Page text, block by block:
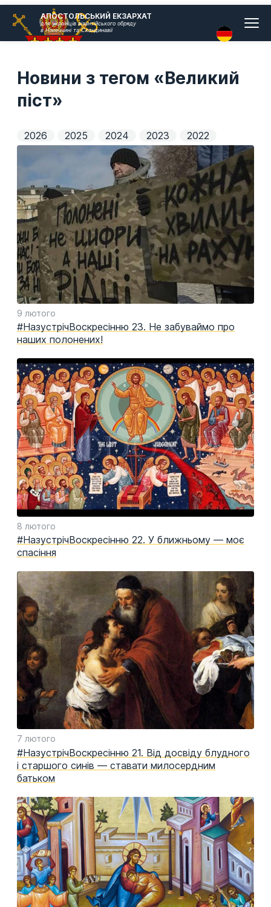
АПОСТОЛЬСЬКИЙ ЕКЗАРХАТ
для українців візантійського обряду
в Німеччині та Скандинавії
меню
Новини з тегом «Великий
піст»
2026 2025 2024 2023 2022
9 лютого
#НазустрічВоскресінню 23. Не забуваймо про
наших полонених!
8 лютого
#НазустрічВоскресінню 22. У ближньому — моє
спасіння
7 лютого
#НазустрічВоскресінню 21. Від досвіду блудного
і старшого синів — ставати милосердним
батьком